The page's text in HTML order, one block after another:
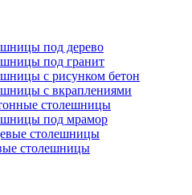
под дерево
под гранит
с рисунком бетон
с вкраплениями
столешницы
под мрамор
столешницы
столешницы